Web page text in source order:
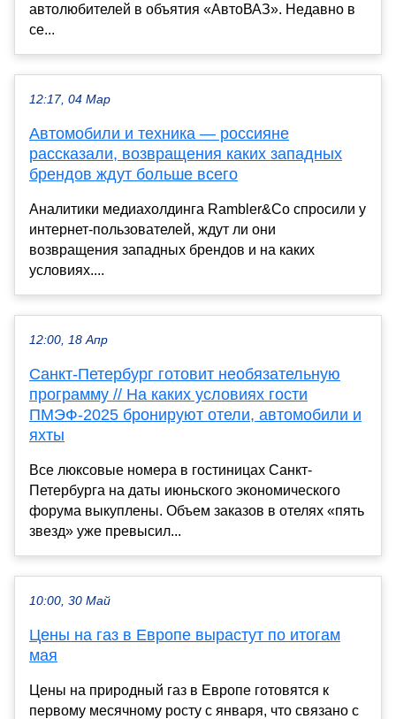
автолюбителей в объятия «АвтоВАЗ». Недавно в
се...
12:17, 04 Мар
Автомобили и техника — россияне
рассказали, возвращения каких западных
брендов ждут больше всего
Аналитики медиахолдинга Rambler&Co спросили у
интернет-пользователей, ждут ли они
возвращения западных брендов и на каких
условиях....
12:00, 18 Апр
Санкт-Петербург готовит необязательную
программу // На каких условиях гости
ПМЭФ-2025 бронируют отели, автомобили и
яхты
Все люксовые номера в гостиницах Санкт-
Петербурга на даты июньского экономического
форума выкуплены. Объем заказов в отелях «пять
звезд» уже превысил...
10:00, 30 Май
Цены на газ в Европе вырастут по итогам
мая
Цены на природный газ в Европе готовятся к
первому месячному росту с января, что связано с